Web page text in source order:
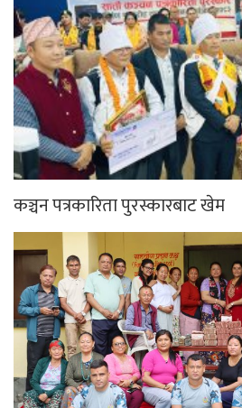
कञ्चन पत्रकारिता पुरस्कारबाट खेम